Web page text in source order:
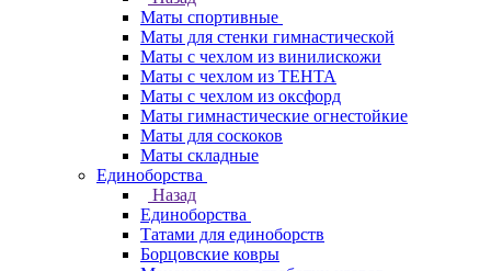
Маты спортивные
Маты для стенки гимнастической
Маты с чехлом из винилискожи
Маты с чехлом из ТЕНТА
Маты с чехлом из оксфорд
Маты гимнастические огнестойкие
Маты для соскоков
Маты складные
Единоборства
Назад
Единоборства
Татами для единоборств
Борцовские ковры